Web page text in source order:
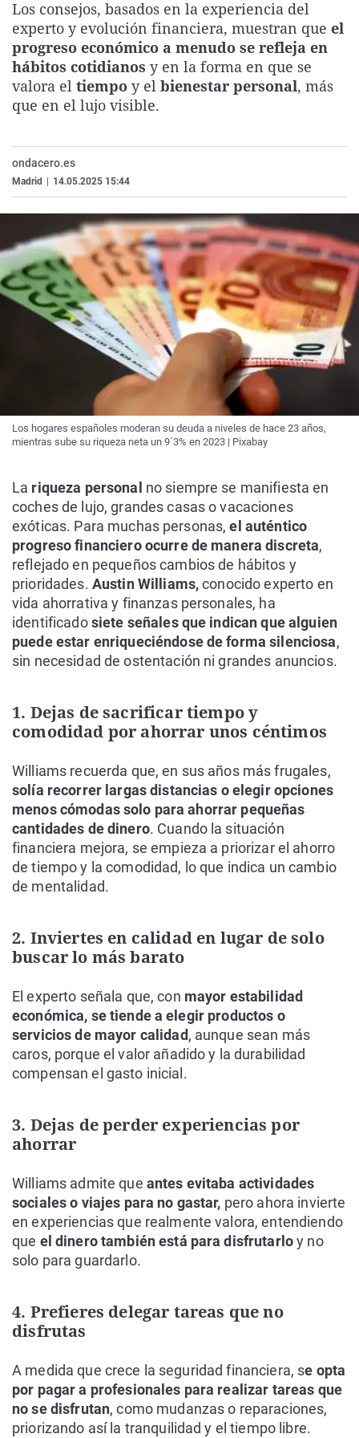
La rosa de los vientos
Gente viajera
Como el perro y el
Caso
Retornados
Equipo de
Operación Viuda
Extremadura
Galicia
La Rioja
Navarra
Virales
Televisión
Elecciones
Los consejos, basados en la experiencia del
experto y evolución financiera, muestran que el
progreso económico a menudo se refleja en
hábitos cotidianos y en la forma en que se
valora el tiempo y el bienestar personal, más
que en el lujo visible.
ondacero.es
Madrid 14.05.2025 15:44
Los hogares españoles moderan su deuda a niveles de hace 23 años,
mientras sube su riqueza neta un 9´3% en 2023 | Pixabay
La riqueza personal no siempre se manifiesta en
coches de lujo, grandes casas o vacaciones
exóticas. Para muchas personas,el auténtico
progreso financiero ocurre de manera discreta,
reflejado en pequeños cambios de hábitos y
prioridades. Austin Williams,conocido experto en
vida ahorrativa y finanzas personales, ha
identificadosiete señales que indican que alguien
puede estar enriqueciéndose de forma silenciosa,
sin necesidad de ostentación ni grandes anuncios.
1. Dejas de sacrificar tiempo y
comodidad por ahorrar unos céntimos
Williams recuerda que, en sus años más frugales,
solía recorrer largas distancias o elegir opciones
menos cómodas solo para ahorrar pequeñas
cantidades de dinero. Cuando la situación
financiera mejora, se empieza a priorizar el ahorro
de tiempo y la comodidad, lo que indica un cambio
de mentalidad.
2. Inviertes en calidad en lugar de solo
buscar lo más barato
El experto señala que, con mayor estabilidad
económica, se tiende a elegir productos o
servicios de mayor calidad, aunque sean más
caros, porque el valor añadido y la durabilidad
compensan el gasto inicial.
3. Dejas de perder experiencias por
ahorrar
Williams admite que antes evitaba actividades
sociales o viajes para no gastar, pero ahora invierte
en experiencias que realmente valora, entendiendo
que el dinero también está para disfrutarloy no
solo para guardarlo.
4. Prefieres delegar tareas que no
disfrutas
A medida que crece la seguridad financiera, se opta
por pagar a profesionales para realizar tareas que
no se disfrutan, como mudanzas o reparaciones,
priorizando así la tranquilidad y el tiempo libre.